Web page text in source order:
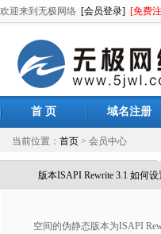
欢迎来到无极网络 [会员登录] [免费
首 页 域名注册
当前位置： 首页 > 会员中心
版本ISAPI Rewrite 3.1 如何设
空间的伪静态版本为ISAPI